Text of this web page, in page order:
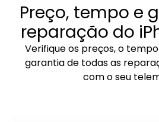
Preço, tempo e
reparação do
Verifique os preços, o
garantia de todas as
com o seu